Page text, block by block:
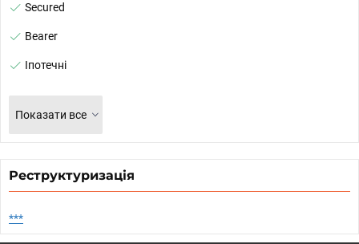
Secured
Bearer
Іпотечні
Показати все
Реструктуризація
***